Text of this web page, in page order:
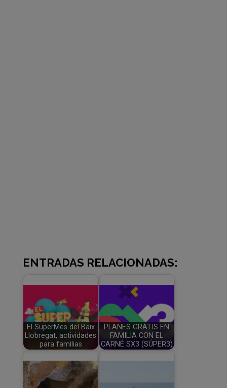
ENTRADAS RELACIONADAS:
El SuperMes del Baix
Llobregat, actividades
para familias
PLANES GRATIS EN
FAMILIA CON EL
CARNÉ SX3 (SÚPER3)